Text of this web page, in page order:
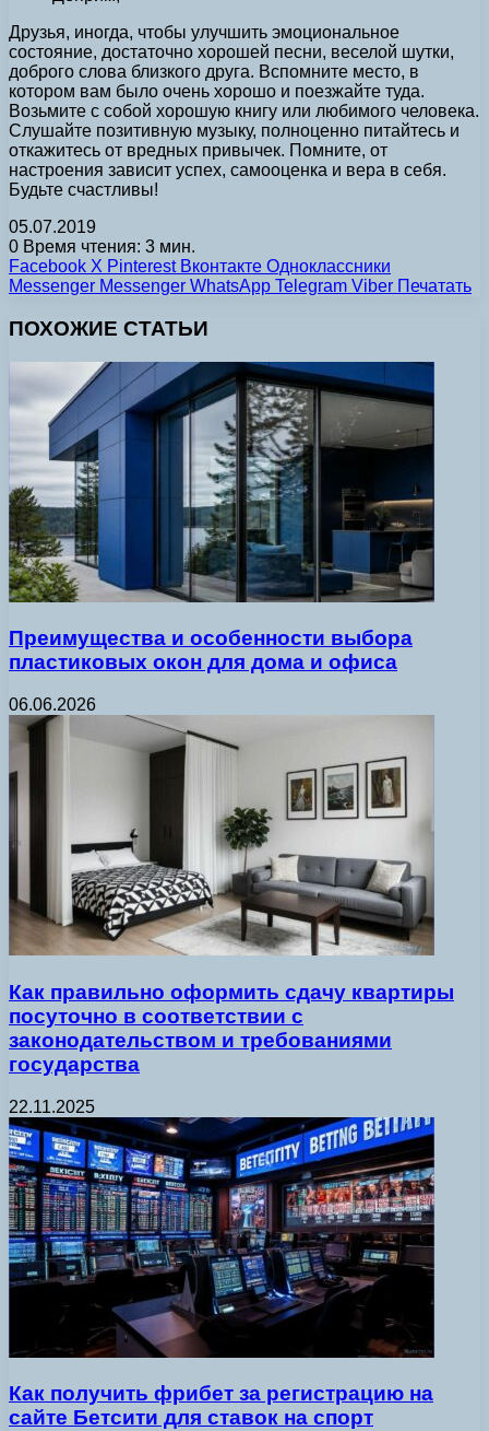
Друзья, иногда, чтобы улучшить эмоциональное
состояние, достаточно хорошей песни, веселой шутки,
доброго слова близкого друга. Вспомните место, в
котором вам было очень хорошо и поезжайте туда.
Возьмите с собой хорошую книгу или любимого человека.
Слушайте позитивную музыку, полноценно питайтесь и
откажитесь от вредных привычек. Помните, от
настроения зависит успех, самооценка и вера в себя.
Будьте счастливы!
05.07.2019
0 Время чтения: 3 мин.
Facebook X Pinterest Вконтакте Одноклассники
Messenger Messenger WhatsApp Telegram Viber Печатать
ПОХОЖИЕ СТАТЬИ
Преимущества и особенности выбора
пластиковых окон для дома и офиса
06.06.2026
Как правильно оформить сдачу квартиры
посуточно в соответствии с
законодательством и требованиями
государства
22.11.2025
Как получить фрибет за регистрацию на
сайте Бетсити для ставок на спорт